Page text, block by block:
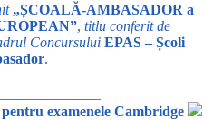
„ȘCOALĂ-AMBASADOR a
, titlu conferit de
Concursului EPAS – Școli
.
examenele Cambridge